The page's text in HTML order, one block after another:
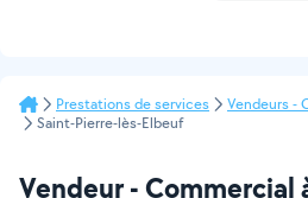
Prestations de services Vendeurs -
Saint-Pierre-lès-Elbeuf
Vendeur - Commercial